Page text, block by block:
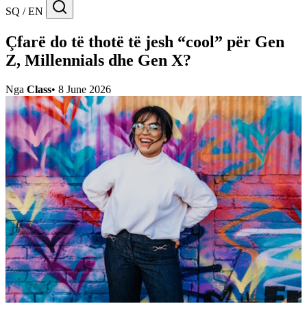
SQ / EN
Çfarë do të thotë të jesh “cool” për Gen
Z, Millennials dhe Gen X?
Nga Class• 8 June 2026